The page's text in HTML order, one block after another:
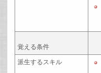
覚える条件
派生するスキル